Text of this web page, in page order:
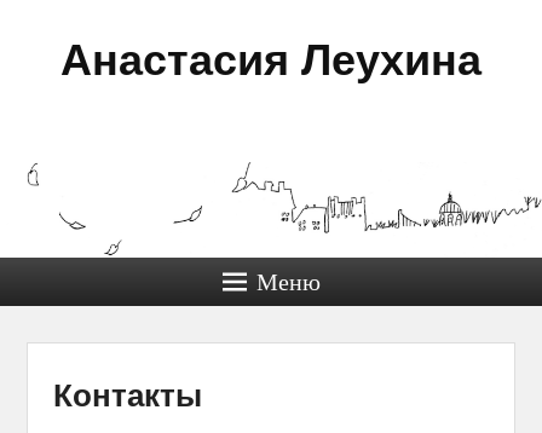
Анастасия Леухина
Меню
Контакты